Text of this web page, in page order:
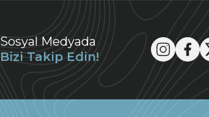
Sosyal Medyada
Bizi Takip Edin!